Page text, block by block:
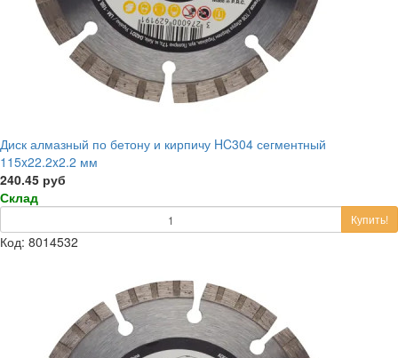
Диск алмазный по бетону и кирпичу HC304 сегментный
115x22.2x2.2 мм
240.45 руб
Склад
Купить!
Код: 8014532